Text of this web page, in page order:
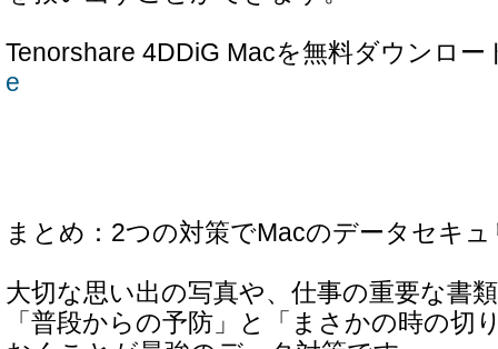
Tenorshare 4DDiG Macを無料ダウンロー
e
まとめ：2つの対策でMacのデータセキ
大切な思い出の写真や、仕事の重要な書
「普段からの予防」と「まさかの時の切